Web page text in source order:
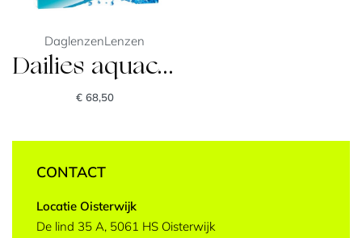
DaglenzenLenzen
Dailies aquacomfort plus
€68,50
CONTACT
Locatie Oisterwijk
De lind 35 A, 5061 HS Oisterwijk